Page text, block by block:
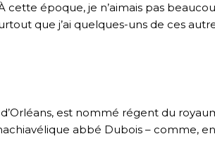
cette époque, je n’aimais pas
que j’ai quelques-uns de ces
est nommé régent du
abbé Dubois – comme,